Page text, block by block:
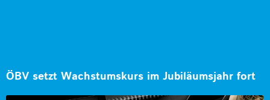
ÖBV setzt Wachstumskurs im Jubiläumsjahr fort